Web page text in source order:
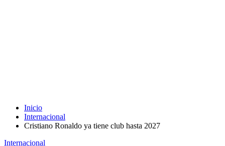
Inicio
Internacional
Cristiano Ronaldo ya tiene club hasta 2027
Internacional